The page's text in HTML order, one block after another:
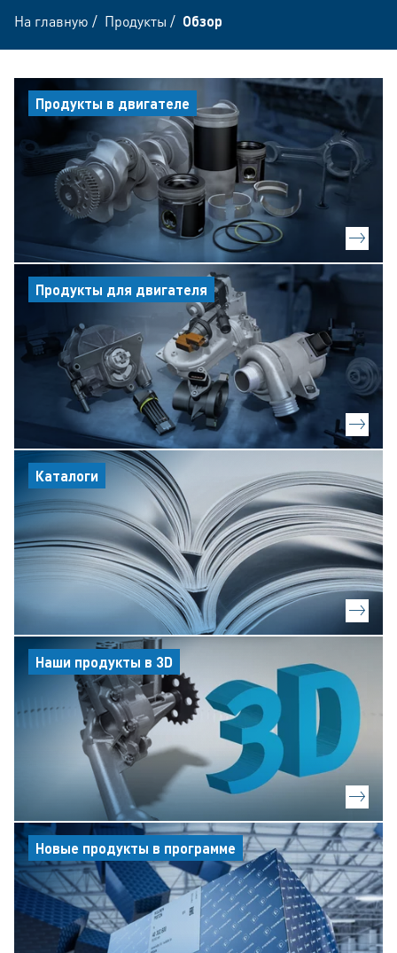
На главную / Продукты / Обзор
Продукты в двигателе
Продукты для двигателя
Каталоги
Наши продукты в 3D
Новые продукты в программе